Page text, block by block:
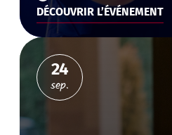
DÉCOUVRIR L’ÉVÉNEMENT
24
sep.